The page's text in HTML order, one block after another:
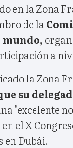
en la Zona
de la
mundo,
a
la Zona
su
"excelente
el X
en Dubái.